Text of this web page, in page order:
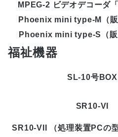
MPEG-2 ビデオデコーダ
Phoenix mini type-M（販
Phoenix mini type-S（販
福祉機器
SL-10号BOX
SR10-VI
SR10-VII （処理装置PCの